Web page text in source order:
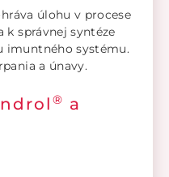
úlohu v procese
k správnej syntéze
imuntného systému.
a únavy.
® a